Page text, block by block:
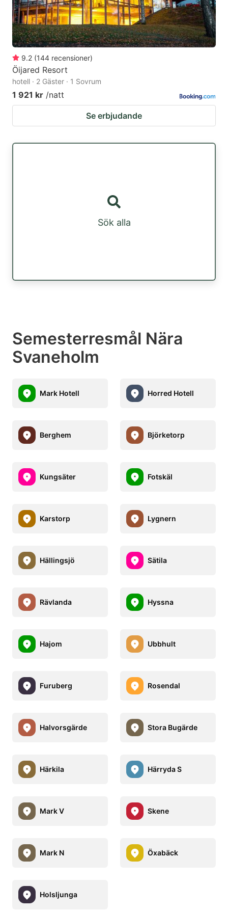
9.2 (144 recensioner)
Öijared Resort
hotell · 2 Gäster · 1 Sovrum
1 921 kr /natt
Se erbjudande
Sök alla
Semesterresmål Nära
Svaneholm
Mark Hotell Horred Hotell
Berghem Björketorp
Kungsäter Fotskäl
Karstorp Lygnern
Hällingsjö Sätila
Rävlanda Hyssna
Hajom Ubbhult
Furuberg Rosendal
Halvorsgärde Stora Bugärde
Härkila Härryda S
Mark V Skene
Mark N Öxabäck
Holsljunga